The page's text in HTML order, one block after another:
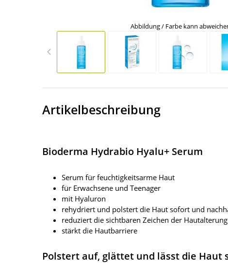
Abbildung / Farbe kann
Artikelbeschreibung
Bioderma Hydrabio Hyalu+ Serum
Serum für feuchtigkeitsarme Haut
für Erwachsene und Teenager
mit Hyaluron
rehydriert und polstert die Haut sofort und
reduziert die sichtbaren Zeichen der Hautalterung
stärkt die Hautbarriere
Polstert auf, glättet und lässt die